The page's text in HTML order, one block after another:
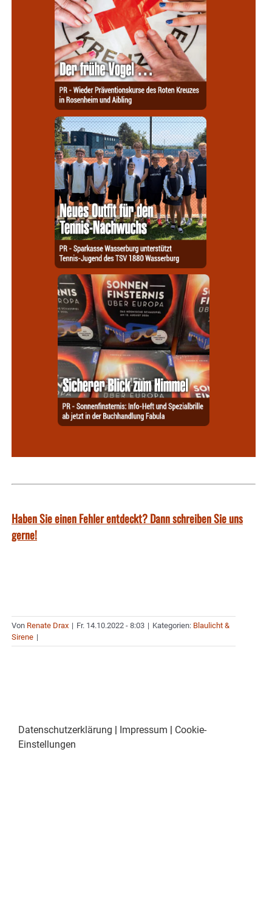
Haben Sie einen Fehler entdeckt? Dann schreiben Sie uns
gerne!
Von Renate Drax | Fr. 14.10.2022 - 8:03 | Kategorien: Blaulicht &
Sirene |
Datenschutzerklärung Impressum
Cookie-
Einstellungen